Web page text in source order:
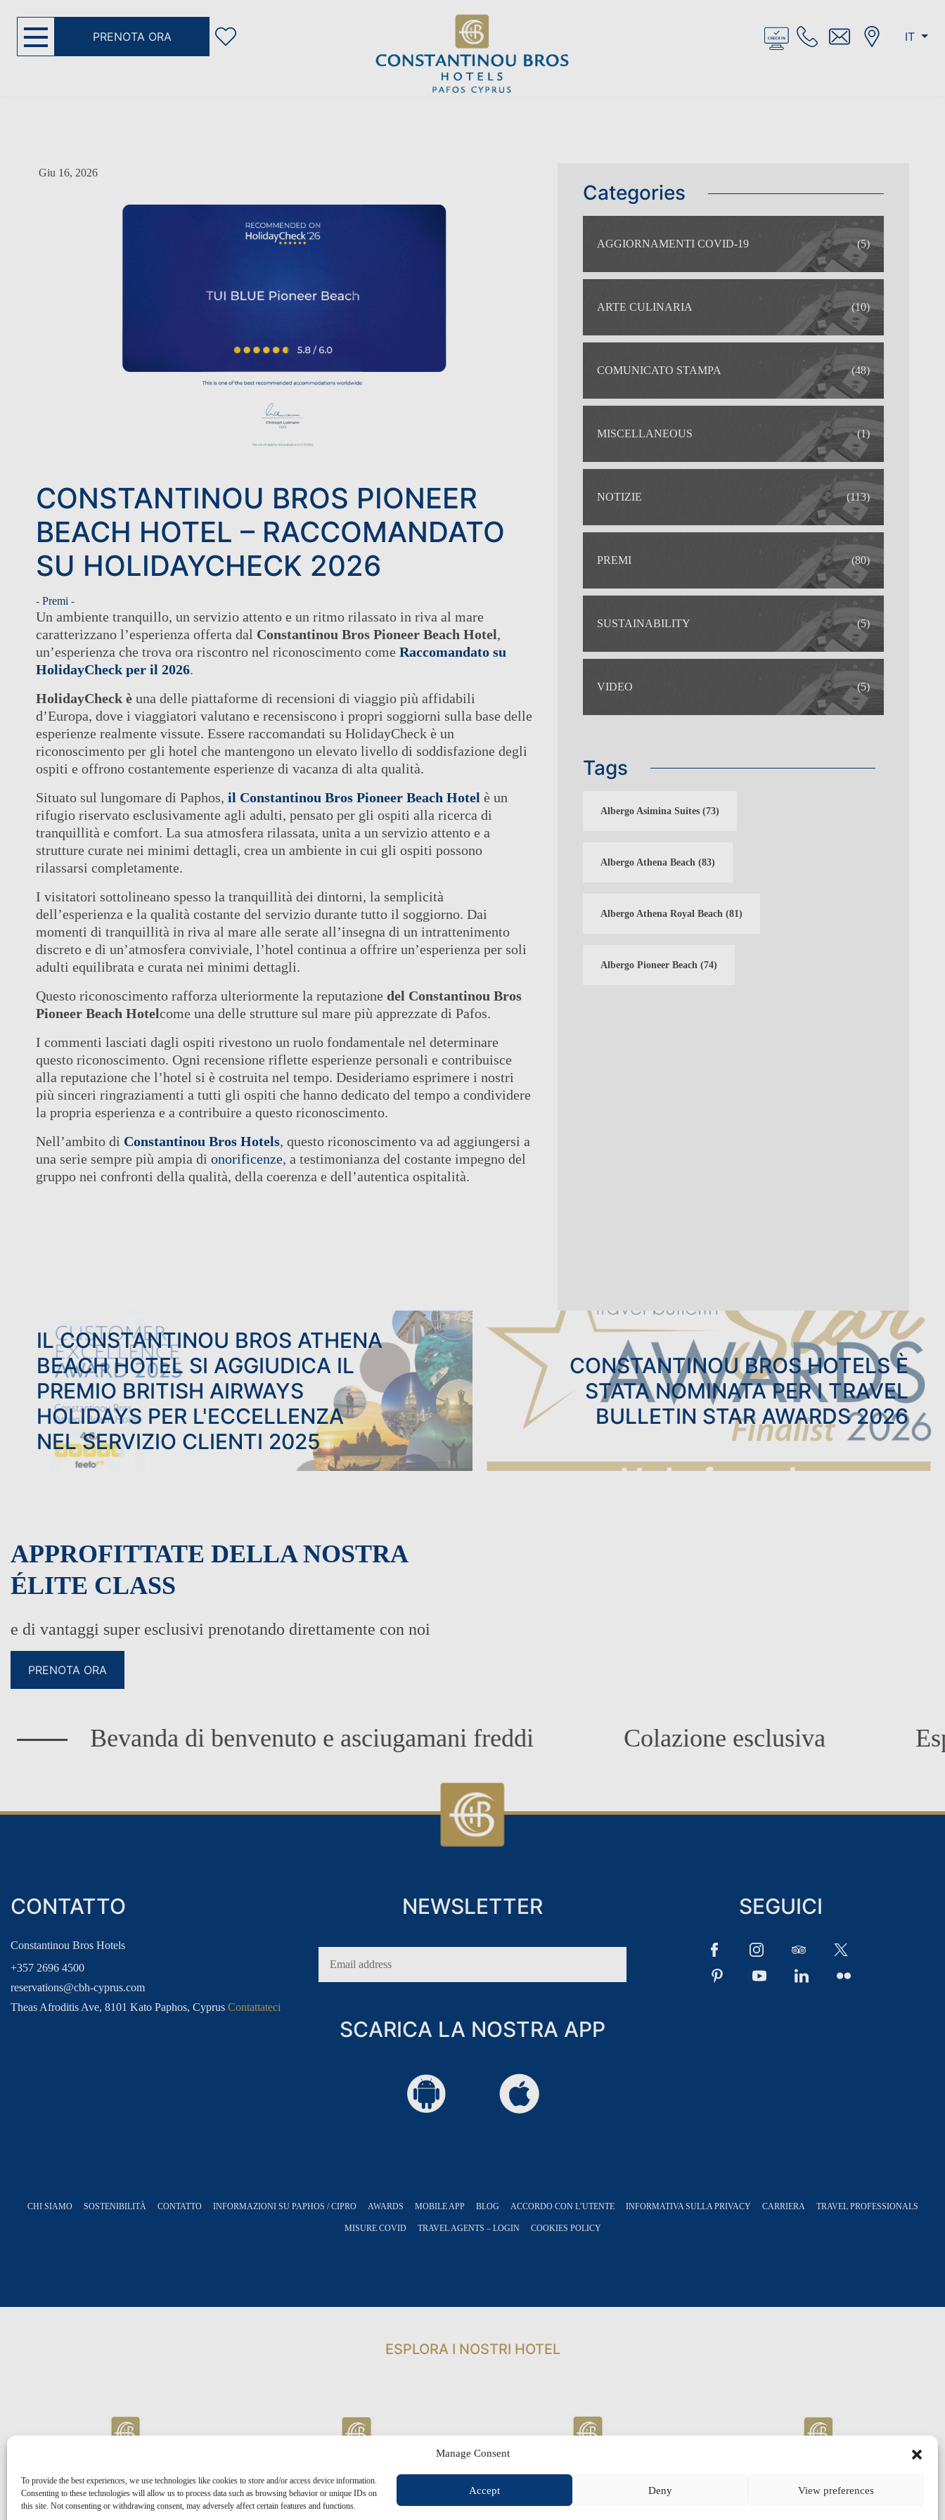
Manage Consent
To provide the best experiences, we use technologies like cookies to store and/or access device information.
Consenting to these technologies will allow us to process data such as browsing behavior or unique IDs on
this site. Not consenting or withdrawing consent, may adversely affect certain features and functions.
Accept Deny View preferences
PRENOTA ORA IT
IL GRUPPO
I NOSTRI HOTEL
CLASSE ELITE
ELISIR SPA
MATRIMONI
HOTEL INTRATTENIMENTO ED EVENTI
ATTIVITÀ
RIUNIONI
CONTATTO
ONLINE CHECK-IN
IDEALE PER
VACANZE IN FAMIGLIA
VACANZE AL BOWLING
VACANZE PER SOLI ADULTI
Giu 16, 2026
CONSTANTINOU BROS PIONEER
BEACH HOTEL – RACCOMANDATO
SU HOLIDAYCHECK 2026
- Premi -
Un ambiente tranquillo, un servizio attento e un ritmo rilassato in riva al mare
caratterizzano l’esperienza offerta dal Constantinou Bros Pioneer Beach Hotel,
un’esperienza che trova ora riscontro nel riconoscimento come Raccomandato su
HolidayCheck per il 2026.
HolidayCheck è una delle piattaforme di recensioni di viaggio più affidabili
d’Europa, dove i viaggiatori valutano e recensiscono i propri soggiorni sulla base delle
esperienze realmente vissute. Essere raccomandati su HolidayCheck è un
riconoscimento per gli hotel che mantengono un elevato livello di soddisfazione degli
ospiti e offrono costantemente esperienze di vacanza di alta qualità.
Situato sul lungomare di Paphos, il Constantinou Bros Pioneer Beach Hotel è un
rifugio riservato esclusivamente agli adulti, pensato per gli ospiti alla ricerca di
tranquillità e comfort. La sua atmosfera rilassata, unita a un servizio attento e a
strutture curate nei minimi dettagli, crea un ambiente in cui gli ospiti possono
rilassarsi completamente.
I visitatori sottolineano spesso la tranquillità dei dintorni, la semplicità
dell’esperienza e la qualità costante del servizio durante tutto il soggiorno. Dai
momenti di tranquillità in riva al mare alle serate all’insegna di un intrattenimento
discreto e di un’atmosfera conviviale, l’hotel continua a offrire un’esperienza per soli
adulti equilibrata e curata nei minimi dettagli.
Questo riconoscimento rafforza ulteriormente la reputazione del Constantinou Bros
Pioneer Beach Hotelcome una delle strutture sul mare più apprezzate di Pafos.
I commenti lasciati dagli ospiti rivestono un ruolo fondamentale nel determinare
questo riconoscimento. Ogni recensione riflette esperienze personali e contribuisce
alla reputazione che l’hotel si è costruita nel tempo. Desideriamo esprimere i nostri
più sinceri ringraziamenti a tutti gli ospiti che hanno dedicato del tempo a condividere
la propria esperienza e a contribuire a questo riconoscimento.
Nell’ambito di Constantinou Bros Hotels, questo riconoscimento va ad aggiungersi a
una serie sempre più ampia di onorificenze, a testimonianza del costante impegno del
gruppo nei confronti della qualità, della coerenza e dell’autentica ospitalità.
Categories
AGGIORNAMENTI COVID-19 (5)
ARTE CULINARIA (10)
COMUNICATO STAMPA (48)
MISCELLANEOUS (1)
NOTIZIE (113)
PREMI (80)
SUSTAINABILITY (5)
VIDEO (5)
Tags
Albergo Asimina Suites (73)
Albergo Athena Beach (83)
Albergo Athena Royal Beach (81)
Albergo Pioneer Beach (74)
IL CONSTANTINOU BROS ATHENA
BEACH HOTEL SI AGGIUDICA IL
PREMIO BRITISH AIRWAYS
HOLIDAYS PER L'ECCELLENZA
NEL SERVIZIO CLIENTI 2025
CONSTANTINOU BROS HOTELS È
STATA NOMINATA PER I TRAVEL
BULLETIN STAR AWARDS 2026
APPROFITTATE DELLA NOSTRA
ÉLITE CLASS
e di vantaggi super esclusivi prenotando direttamente con noi
PRENOTA ORA
Bevanda di benvenuto e asciugamani freddi Colazione esclusiva
CONTATTO
Constantinou Bros Hotels
+357 2696 4500
reservations@cbh-cyprus.com
Theas Afroditis Ave, 8101 Kato Paphos, Cyprus Contattateci
NEWSLETTER SEGUICI
SCARICA LA NOSTRA APP
CHI SIAMO SOSTENIBILITÀ CONTATTO INFORMAZIONI SU PAPHOS / CIPRO AWARDS MOBILE APP BLOG ACCORDO CON L’UTENTE INFORMATIVA SULLA PRIVACY CARRIERA TRAVEL PROFESSIONALS
MISURE COVID TRAVEL AGENTS – LOGIN COOKIES POLICY
ESPLORA I NOSTRI HOTEL